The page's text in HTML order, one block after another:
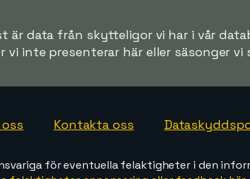
är data från skytteligor vi har i vår
vi inte presenterar här eller säsonger
oss Kontakta oss
för eventuella felaktigheter i den